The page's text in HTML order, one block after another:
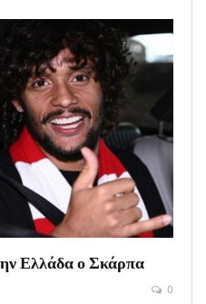
Ελλάδα ο Σκάρπα
0